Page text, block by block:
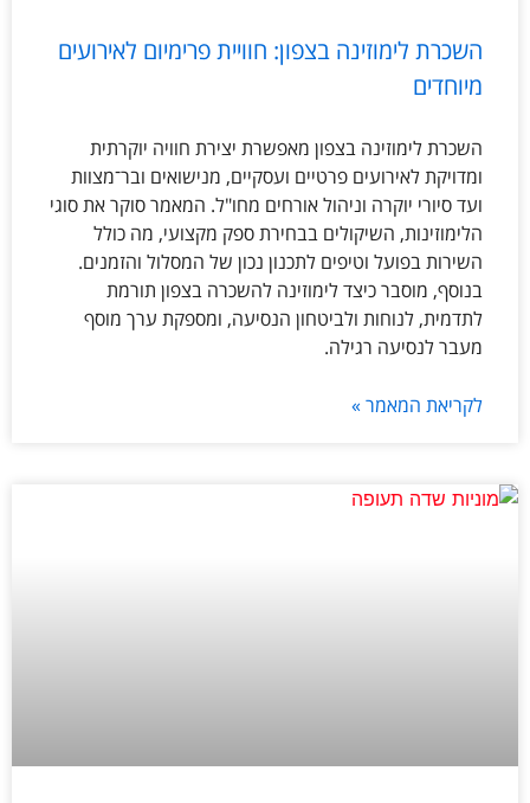
השכרת לימוזינה בצפון: חוויית פרימיום לאירועים
מיוחדים
השכרת לימוזינה בצפון מאפשרת יצירת חוויה יוקרתית
ומדויקת לאירועים פרטיים ועסקיים, מנישואים ובר־מצוות
ועד סיורי יוקרה וניהול אורחים מחו"ל. המאמר סוקר את סוגי
הלימוזינות, השיקולים בבחירת ספק מקצועי, מה כולל
השירות בפועל וטיפים לתכנון נכון של המסלול והזמנים.
בנוסף, מוסבר כיצד לימוזינה להשכרה בצפון תורמת
לתדמית, לנוחות ולביטחון הנסיעה, ומספקת ערך מוסף
מעבר לנסיעה רגילה.
לקריאת המאמר »